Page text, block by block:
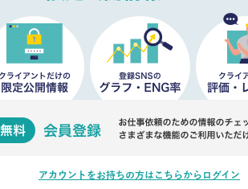
アカウントをお持ちの方はこちらからログイン